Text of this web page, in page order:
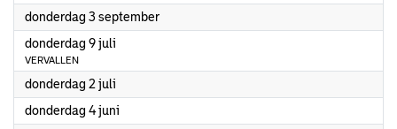
donderdag 3 september2026
donderdag 9 juli
VERVALLEN
donderdag 2 juli
donderdag 4 juni